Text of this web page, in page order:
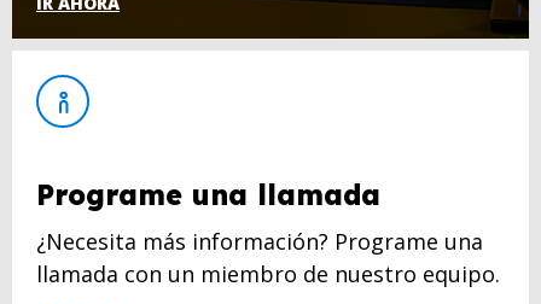
Programe una llamada
¿Necesita más información? Programe una
llamada con un miembro de nuestro equipo.